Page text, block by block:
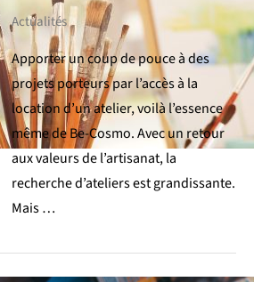
Actualités
Apporter un coup de pouce à des
projets porteurs par l’accès à la
location d’un atelier, voilà l’essence
même de Be-Cosmo. Avec un retour
aux valeurs de l’artisanat, la
recherche d’ateliers est grandissante.
Mais …